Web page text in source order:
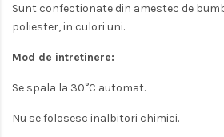
Sunt confectionate din amestec de
poliester, in culori uni.
Mod de intretinere:
Se spala la 30°C automat.
Nu se folosesc inalbitori chimici.